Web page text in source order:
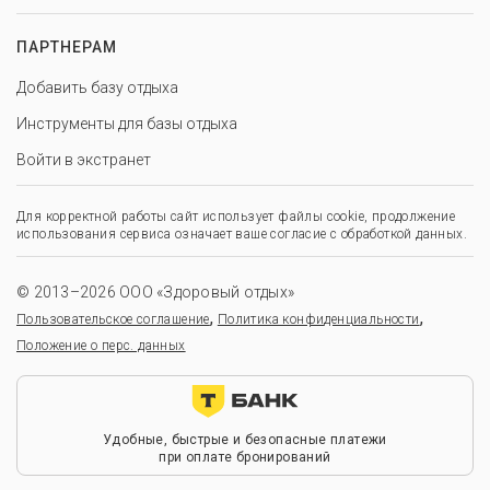
ПАРТНЕРАМ
Добавить базу отдыха
Инструменты для базы отдыха
Войти в экстранет
Для корректной работы сайт использует файлы cookie, продолжение
использования сервиса означает ваше согласие с обработкой данных.
© 2013–2026 ООО «Здоровый отдых»
Пользовательское соглашение, Политика конфиденциальности,
Положение о перс. данных
Удобные, быстрые и безопасные платежи
при оплате бронирований